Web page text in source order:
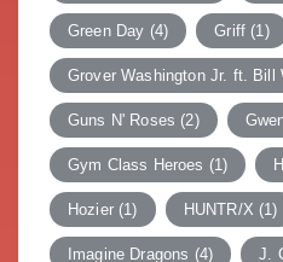
Green Day (4) Griff (1)
Grover Washington Jr. ft. Bill
Guns N' Roses (2)
Gym Class Heroes (1)
Hozier(1) HUNTR/X (1)
Imagine Dragons (4) J.